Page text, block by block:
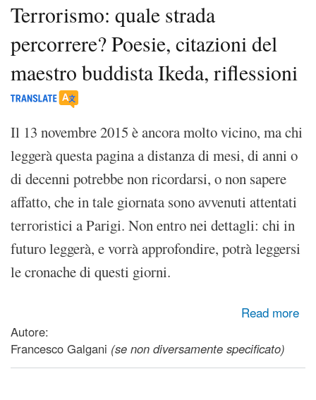
Terrorismo: quale strada
percorrere? Poesie, citazioni del
maestro buddista Ikeda, riflessioni
Il 13 novembre 2015 è ancora molto vicino, ma chi
leggerà questa pagina a distanza di mesi, di anni o
di decenni potrebbe non ricordarsi, o non sapere
affatto, che in tale giornata sono avvenuti attentati
terroristici a Parigi. Non entro nei dettagli: chi in
futuro leggerà, e vorrà approfondire, potrà leggersi
le cronache di questi giorni.
Read more
about Terrorismo: quale strada percorrere? Poesie, citazioni
Autore:
Francesco Galgani (se non diversamente specificato)